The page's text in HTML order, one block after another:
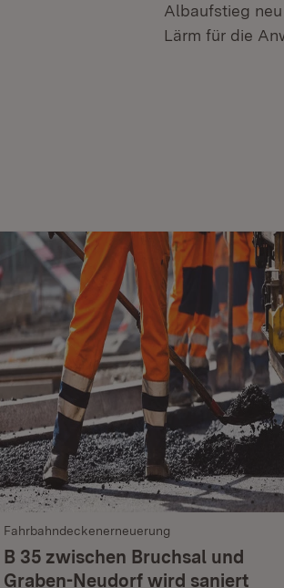
Albaufstieg
Lärm für die
Fahrbahndeckenerneuerung
B 35 zwischen Bruchsal und
Graben-Neudorf wird saniert